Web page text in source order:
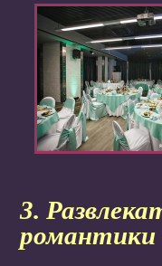
3.
романтики